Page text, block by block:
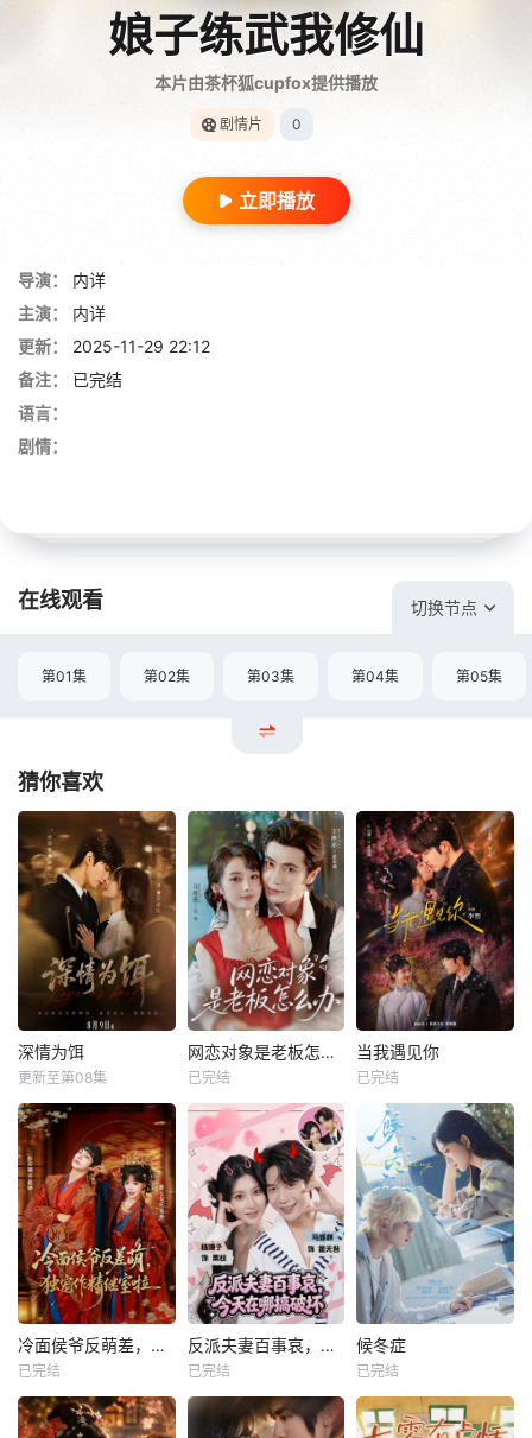
娘子练武我修仙
本片由茶杯狐cupfox提供播放
剧情片 0
立即播放
导演：
内详
主演：
内详
更新：
2025-11-29 22:12
备注：
已完结
语言：
剧情：
在线观看 切换节点
第01集 第02集 第03集 第04集 第05集
猜你喜欢
深情为饵
更新至第08集
网恋对象是老板怎么办
已完结
当我遇见你
已完结
冷面侯爷反萌差，独宠作精继室啦
已完结
反派夫妻百事哀，今天在哪搞破坏
已完结
候冬症
已完结